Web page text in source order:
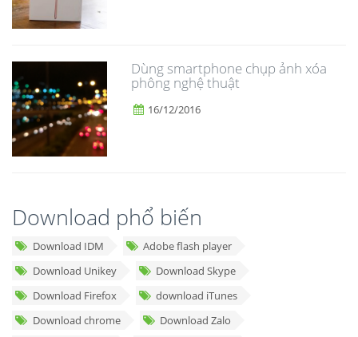
Dùng smartphone chụp ảnh xóa
phông nghệ thuật
16/12/2016
Download phổ biến
Download IDM
Adobe flash player
Download Unikey
Download Skype
Download Firefox
download iTunes
Download chrome
Download Zalo